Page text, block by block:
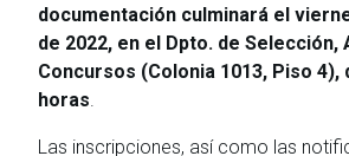
documentación culminará el
de 2022, en el Dpto. de Selección,
Concursos (Colonia 1013, Piso 4),
horas.
Las inscripciones, así como las